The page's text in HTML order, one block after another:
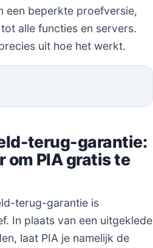
een beperkte proefversie,
alle functies en servers.
uit hoe het werkt.
terug-garantie:
om PIA gratis te
terug-garantie is
In plaats van een uitgeklede
laat PIA je namelijk de